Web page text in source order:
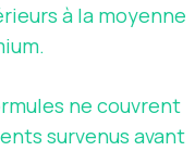
à la moyenne
ne couvrent
survenus avant